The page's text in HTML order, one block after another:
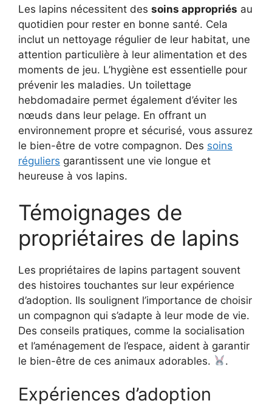
Les lapins nécessitent des soins appropriés au
quotidien pour rester en bonne santé. Cela
inclut un nettoyage régulier de leur habitat, une
attention particulière à leur alimentation et des
moments de jeu. L’hygiène est essentielle pour
prévenir les maladies. Un toilettage
hebdomadaire permet également d’éviter les
nœuds dans leur pelage. En offrant un
environnement propre et sécurisé, vous assurez
le bien-être de votre compagnon. Des soins
réguliers garantissent une vie longue et
heureuse à vos lapins.
Témoignages de
propriétaires de lapins
Les propriétaires de lapins partagent souvent
des histoires touchantes sur leur expérience
d’adoption. Ils soulignent l’importance de choisir
un compagnon qui s’adapte à leur mode de vie.
Des conseils pratiques, comme la socialisation
et l’aménagement de l’espace, aident à garantir
le bien-être de ces animaux adorables.
.
Expériences d’adoption